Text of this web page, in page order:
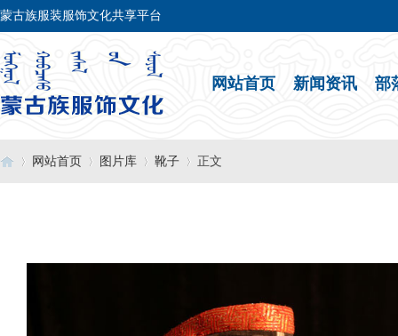
蒙古族服装服饰文化共享平台
网站首页 新闻资讯 部
网站首页 图片库 靴子 正文